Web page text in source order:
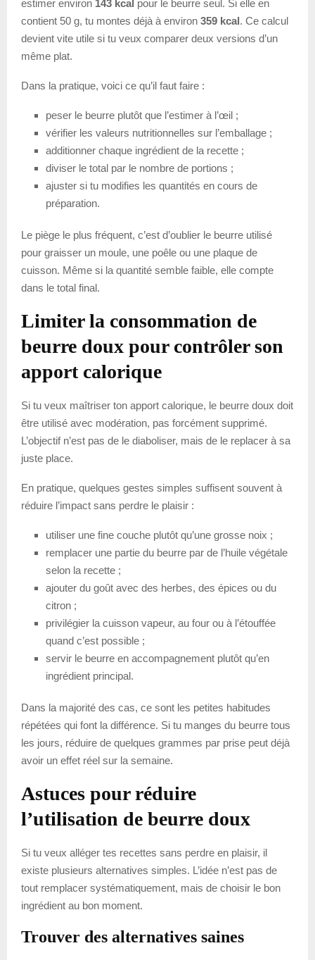
estimer environ 143 kcal pour le beurre seul. Si elle en
contient 50 g, tu montes déjà à environ 359 kcal. Ce calcul
devient vite utile si tu veux comparer deux versions d’un
même plat.
Dans la pratique, voici ce qu’il faut faire :
peser le beurre plutôt que l’estimer à l’œil ;
vérifier les valeurs nutritionnelles sur l’emballage ;
additionner chaque ingrédient de la recette ;
diviser le total par le nombre de portions ;
ajuster si tu modifies les quantités en cours de
préparation.
Le piège le plus fréquent, c’est d’oublier le beurre utilisé
pour graisser un moule, une poêle ou une plaque de
cuisson. Même si la quantité semble faible, elle compte
dans le total final.
Limiter la consommation de
beurre doux pour contrôler son
apport calorique
Si tu veux maîtriser ton apport calorique, le beurre doux doit
être utilisé avec modération, pas forcément supprimé.
L’objectif n’est pas de le diaboliser, mais de le replacer à sa
juste place.
En pratique, quelques gestes simples suffisent souvent à
réduire l’impact sans perdre le plaisir :
utiliser une fine couche plutôt qu’une grosse noix ;
remplacer une partie du beurre par de l’huile végétale
selon la recette ;
ajouter du goût avec des herbes, des épices ou du
citron ;
privilégier la cuisson vapeur, au four ou à l’étouffée
quand c’est possible ;
servir le beurre en accompagnement plutôt qu’en
ingrédient principal.
Dans la majorité des cas, ce sont les petites habitudes
répétées qui font la différence. Si tu manges du beurre tous
les jours, réduire de quelques grammes par prise peut déjà
avoir un effet réel sur la semaine.
Astuces pour réduire
l’utilisation de beurre doux
Si tu veux alléger tes recettes sans perdre en plaisir, il
existe plusieurs alternatives simples. L’idée n’est pas de
tout remplacer systématiquement, mais de choisir le bon
ingrédient au bon moment.
Trouver des alternatives saines